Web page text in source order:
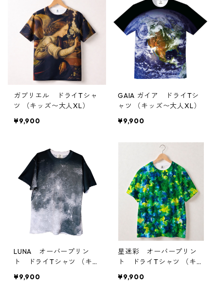
ガブリエル ドライTシャ
ツ （キッズ〜大人XL）
¥9,900
GAIA ガイア ドライTシ
ャツ （キッズ〜大人XL）
¥9,900
LUNA オーバープリン
ト ドライTシャツ （キッ
¥9,900
星迷彩 オーバープリン
ト ドライTシャツ （キッ
¥9,900